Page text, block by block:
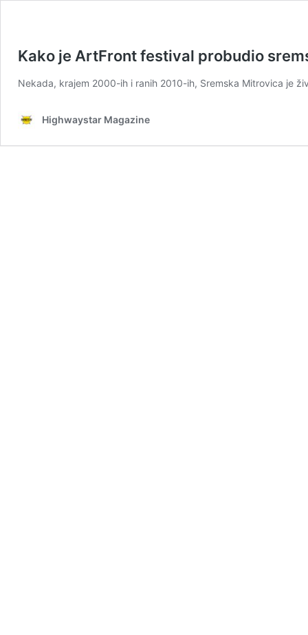
Kako je ArtFront festival probudio
Nekada, krajem 2000-ih i ranih 2010-ih, Sremska Mitrovica je
Highwaystar Magazine